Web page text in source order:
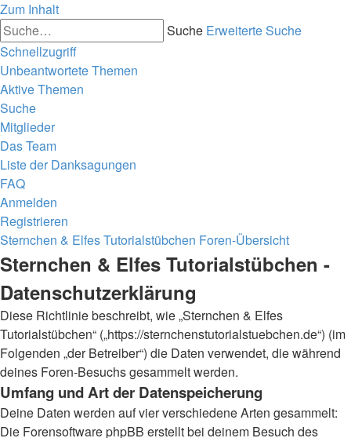
Zum Inhalt
Suche Erweiterte Suche
Schnellzugriff
Unbeantwortete Themen
Aktive Themen
Suche
Mitglieder
Das Team
Liste der Danksagungen
FAQ
Anmelden
Registrieren
Sternchen & Elfes Tutorialstübchen Foren-Übersicht
Sternchen & Elfes Tutorialstübchen -
Datenschutzerklärung
Diese Richtlinie beschreibt, wie „Sternchen & Elfes
Tutorialstübchen“ („https://sternchenstutorialstuebchen.de“) (im
Folgenden „der Betreiber“) die Daten verwendet, die während
deines Foren-Besuchs gesammelt werden.
Umfang und Art der Datenspeicherung
Deine Daten werden auf vier verschiedene Arten gesammelt:
Die Forensoftware phpBB erstellt bei deinem Besuch des